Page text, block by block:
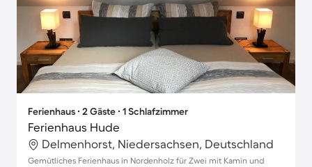
Ferienhaus ∙ 2 Gäste ∙ 1 Schlafzimmer
Ferienhaus Hude
Delmenhorst, Niedersachsen, Deutschland
Gemütliches Ferienhaus in Nordenholz für Zwei mit Kamin und